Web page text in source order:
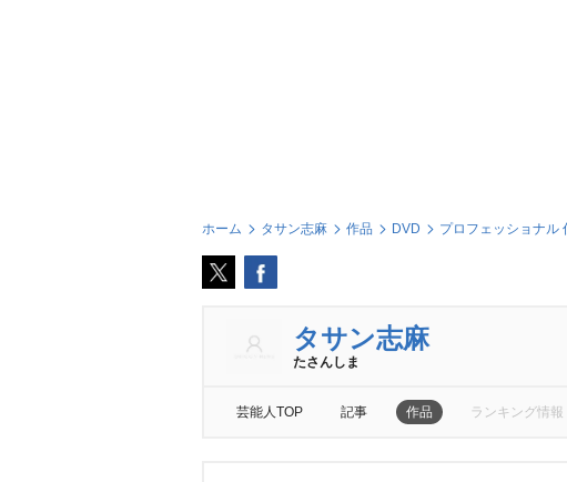
ホーム タサン志麻 作品 DVD プロフェッショナル
タサン志麻
たさんしま
芸能人TOP 記事 作品 ランキング情報